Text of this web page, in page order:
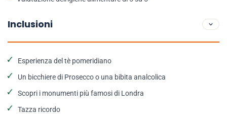
Inclusioni
Esperienza del tè pomeridiano
Un bicchiere di Prosecco o una bibita analcolica
Scopri i monumenti più famosi di Londra
Tazza ricordo